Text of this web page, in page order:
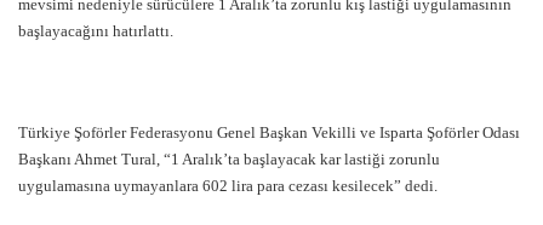
mevsimi nedeniyle sürücülere 1 Aralık’ta zorunlu kış lastiği uygulamasının
başlayacağını hatırlattı.
Türkiye Şoförler Federasyonu Genel Başkan Vekilli ve Isparta Şoförler Odası
Başkanı Ahmet Tural, “1 Aralık’ta başlayacak kar lastiği zorunlu
uygulamasına uymayanlara 602 lira para cezası kesilecek” dedi.